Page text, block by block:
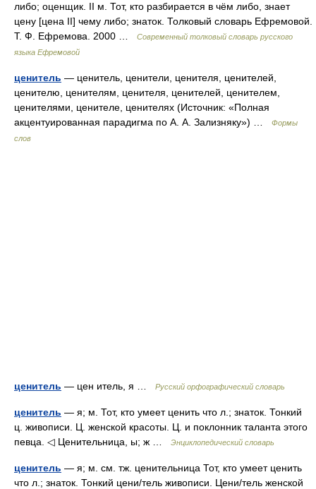
либо; оценщик. II м. Тот, кто разбирается в чём либо, знает
цену [цена II] чему либо; знаток. Толковый словарь Ефремовой.
Т. Ф. Ефремова. 2000 …
Современный толковый словарь русского
языка Ефремовой
ценитель — ценитель, ценители, ценителя, ценителей,
ценителю, ценителям, ценителя, ценителей, ценителем,
ценителями, ценителе, ценителях (Источник: «Полная
акцентуированная парадигма по А. А. Зализняку») …
Формы
слов
ценитель — цен итель, я … Русский орфографический словарь
ценитель — я; м. Тот, кто умеет ценить что л.; знаток. Тонкий
ц. живописи. Ц. женской красоты. Ц. и поклонник таланта этого
певца. ◁ Ценительница, ы; ж …
Энциклопедический словарь
ценитель — я; м. см. тж. ценительница Тот, кто умеет ценить
что л.; знаток. Тонкий цени/тель живописи. Цени/тель женской